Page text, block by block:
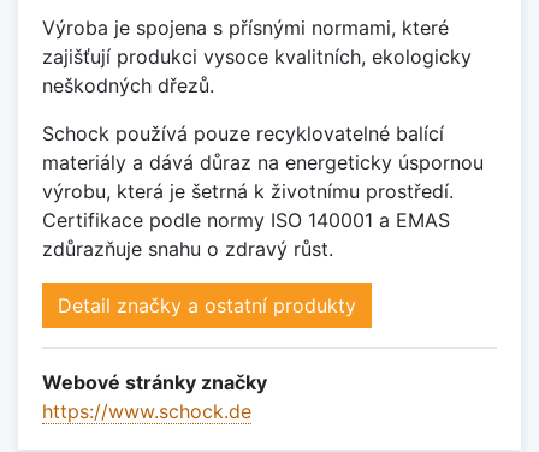
Výroba je spojena s přísnými normami, které
zajišťují produkci vysoce kvalitních, ekologicky
neškodných dřezů.
Schock používá pouze recyklovatelné balící
materiály a dává důraz na energeticky úspornou
výrobu, která je šetrná k životnímu prostředí.
Certifikace podle normy ISO 140001 a EMAS
zdůrazňuje snahu o zdravý růst.
Detail značky a ostatní produkty
Webové stránky značky
https://www.schock.de